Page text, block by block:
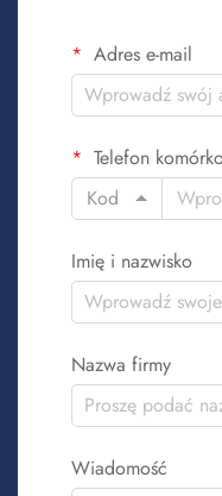
Adres e-mail
Telefon
Kod
Imię i nazwisko
Nazwa firmy
Wiadomość